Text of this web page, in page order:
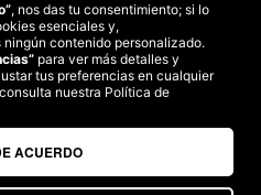
Colectivia
de privacidad|Política de cookies
de verano 2020
, nos das tu consentimiento; si lo
esenciales y,
contenido personalizado.
para ver más detalles y
tus preferencias en cualquier
nuestra Política de
ACUERDO